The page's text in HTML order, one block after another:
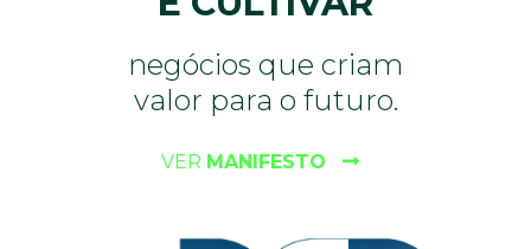
negócios que criam
valor para o futuro.
VER MANIFESTO